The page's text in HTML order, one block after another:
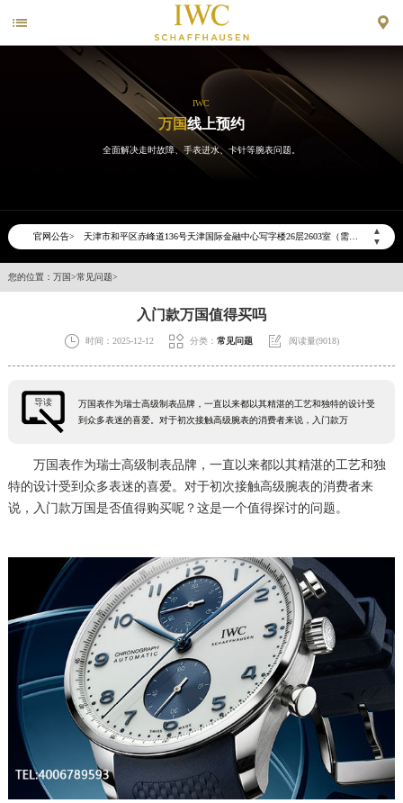
 
IWC
万国线上预约
全面解决走时故障、手表进水、卡针等腕表问题。
官网公告>
▲
▼
2026年6月万国天津市售后服务网络优化升级公告
2026年6月天津市万国官方售后客户服务热线：400-992-7093
您的位置： 万国>常见问题>
入门款万国值得买吗
 时间：2025-12-12  分类： 常见问题  阅读量(9018)
导读
万国表作为瑞士高级制表品牌，一直以来都以其精湛的工艺和独特的设计受
到众多表迷的喜爱。对于初次接触高级腕表的消费者来说，入门款万
万国表作为瑞士高级制表品牌，一直以来都以其精湛的工艺和独
特的设计受到众多表迷的喜爱。对于初次接触高级腕表的消费者来
说，入门款万国是否值得购买呢？这是一个值得探讨的问题。